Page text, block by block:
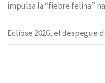
impulsa la “fiebre felina”
Eclipse 2026, el despegue